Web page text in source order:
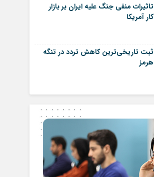
تاثیرات منفی جنگ علیه ایران بر بازار
کار آمریکا
ثبت تاریخی‌ترین کاهش تردد در تنگه
هرمز